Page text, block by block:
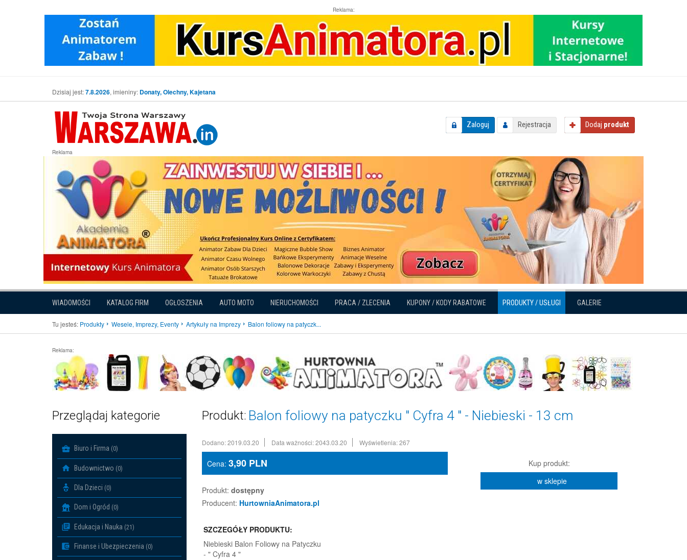
Reklama:
Dzisiaj jest:7.8.2026, imieniny: Donaty, Olechny, Kajetana
Zaloguj Rejestracja Dodaj produkt
Reklama
WIADOMOŚCI KATALOG FIRM OGŁOSZENIA AUTO MOTO NIERUCHOMOŚCI PRACA / ZLECENIA KUPONY / KODY RABATOWE PRODUKTY / USŁUGI GALERIE
Tu jesteś: Produkty Wesele, Imprezy, Eventy Artykuły na Imprezy Balon foliowy na patyczk...
Reklama:
Przeglądaj kategorie
Biuro i Firma (0)
Budownictwo (0)
Dla Dzieci (0)
Dom i Ogród (0)
Edukacja i Nauka (21)
Finanse i Ubezpieczenia (0)
Produkt: Balon foliowy na patyczku " Cyfra 4 " - Niebieski - 13 cm
Dodano: 2019.03.20 Data ważności: 2043.03.20 Wyświetlenia: 267
Cena: 3,90 PLN
Produkt: dostępny
Producent: HurtowniaAnimatora.pl
Kup produkt:
w sklepie
SZCZEGÓŁY PRODUKTU:
Niebieski Balon Foliowy na Patyczku
- " Cyfra 4 "